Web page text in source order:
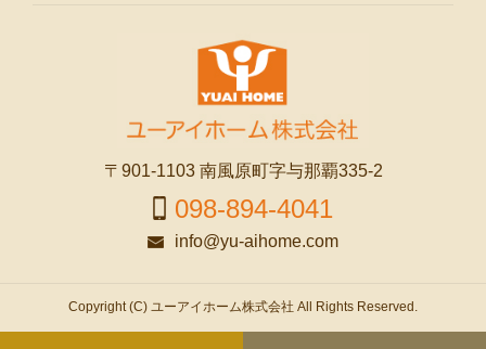
〒901-1103 南風原町字与那覇335-2
098-894-4041
info@yu-aihome.com
Copyright (C) ユーアイホーム株式会社 All Rights Reserved.